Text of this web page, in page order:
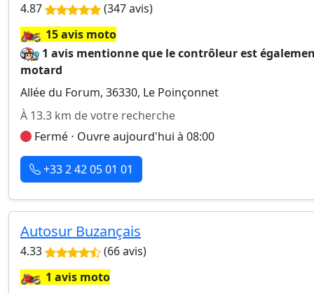
4.87 (347 avis)
🏍️15 avis moto
1 avis mentionne que le contrôleur est
motard
Allée du Forum, 36330, Le Poinçonnet
À 13.3 km de votre recherche
Fermé ⋅ Ouvre aujourd'hui à 08:00
+33 2 42 05 01 01
Autosur Buzançais
4.33 (66 avis)
🏍️1 avis moto